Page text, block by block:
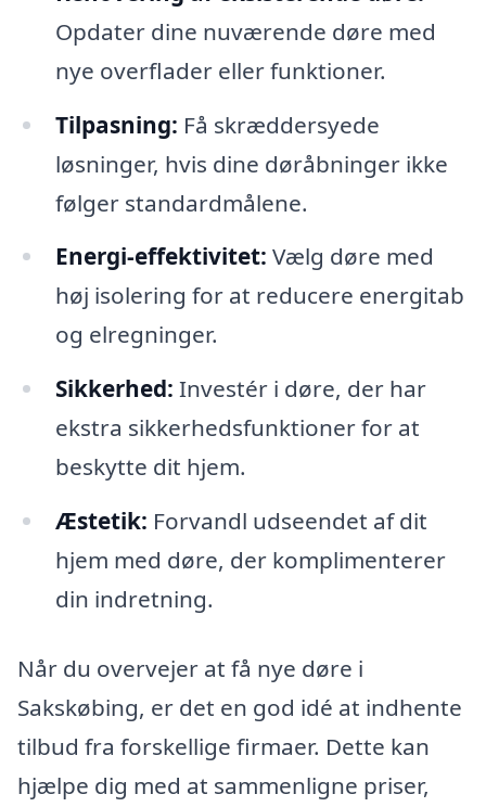
Opdater dine nuværende døre med
nye overflader eller funktioner.
Tilpasning: Få skræddersyede
løsninger, hvis dine døråbninger ikke
følger standardmålene.
Energi-effektivitet: Vælg døre med
høj isolering for at reducere energitab
og elregninger.
Sikkerhed: Investér i døre, der har
ekstra sikkerhedsfunktioner for at
beskytte dit hjem.
Æstetik: Forvandl udseendet af dit
hjem med døre, der komplimenterer
din indretning.
Når du overvejer at få nye døre i
Sakskøbing, er det en god idé at indhente
tilbud fra forskellige firmaer. Dette kan
hjælpe dig med at sammenligne priser,